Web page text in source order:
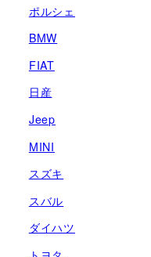
ポルシェ
BMW
FIAT
日産
Jeep
MINI
スズキ
スバル
ダイハツ